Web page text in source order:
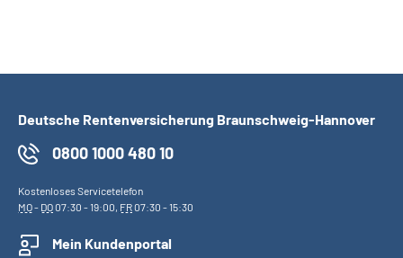
Deutsche Rentenversicherung Braunschweig-Hannover
0800 1000 480 10
Kostenloses Servicetelefon
MO- DO07:30 - 19:00, FR07:30 - 15:30
Mein Kundenportal